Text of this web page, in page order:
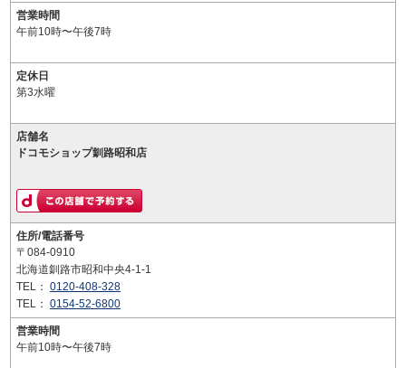
営業時間
午前10時〜午後7時
定休日
第3水曜
店舗名
ドコモショップ釧路昭和店
住所/電話番号
〒084-0910
北海道釧路市昭和中央4-1-1
TEL： 0120-408-328
TEL： 0154-52-6800
営業時間
午前10時〜午後7時